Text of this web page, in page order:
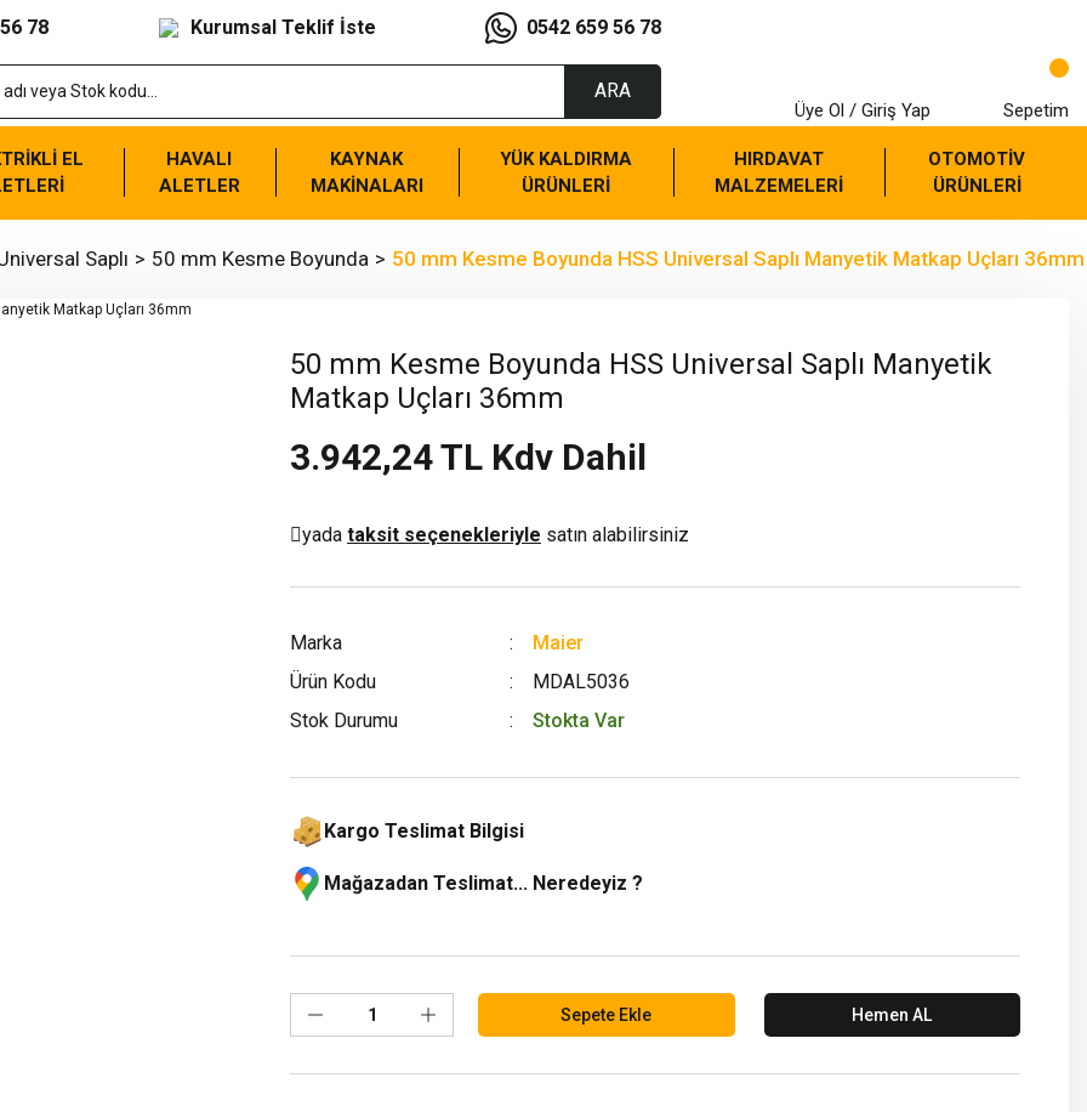
78 Kurumsal Teklif İste 0542 659 56 78
ARA
Üye Ol / Giriş Yap Sepetim
EL
HAVALI
ALETLER
KAYNAK
MAKİNALARI
YÜK KALDIRMA
ÜRÜNLERİ
HIRDAVAT
MALZEMELERİ
OTOMOTİV
ÜRÜNLERİ
Saplı 50 mm Kesme Boyunda 50 mm Kesme Boyunda HSS Universal Saplı Manyetik Matkap Uçları 36mm
50 mm Kesme Boyunda HSS Universal Saplı Manyetik
Matkap Uçları 36mm
3.942,24 TL Kdv Dahil
yada taksit seçenekleriyle satın alabilirsiniz
Marka
Maier
Ürün Kodu
MDAL5036
Stok Durumu
Stokta Var
Kargo Teslimat Bilgisi
Mağazadan Teslimat... Neredeyiz ?
Sepete Ekle Hemen AL